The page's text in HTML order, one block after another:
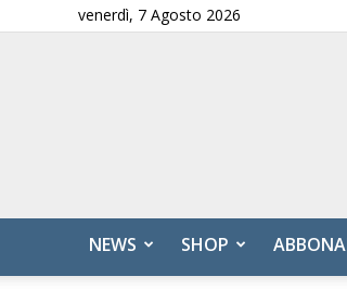
venerdì, 7 Agosto 2026
NEWS SHOP